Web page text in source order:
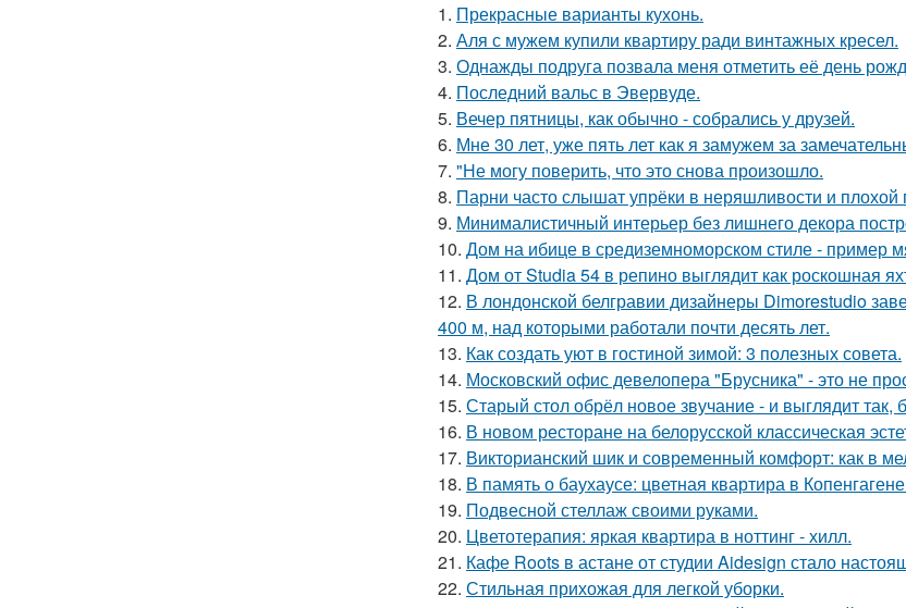
1. Прекрасные варианты кухонь.
2. Аля с мужем купили квартиру ради винтажных кресел.
3. Однажды подруга позвала меня отметить её день
4. Последний вальс в Эвервуде.
5. Вечер пятницы, как обычно - собрались у друзей.
6. Мне 30 лет, уже пять лет как я замужем за
7. "Не могу поверить, что это снова произошло.
8. Парни часто слышат упрёки в неряшливости и плохой
9. Минималистичный интерьер без лишнего декора
10. Дом на ибице в средиземноморском стиле - пример
11. Дом от Studia 54 в репино выглядит как роскошная
12. В лондонской белгравии дизайнеры Dimorestudio
400 м, над которыми работали почти десять лет.
13. Как создать уют в гостиной зимой: 3 полезных совета.
14. Московский офис девелопера "Брусника" - это не
15. Старый стол обрёл новое звучание - и выглядит так,
16. В новом ресторане на белорусской классическая
17. Викторианский шик и современный комфорт: как в
18. В память о баухаусе: цветная квартира в
19. Подвесной стеллаж своими руками.
20. Цветотерапия: яркая квартира в ноттинг - хилл.
21. Кафе Roots в астане от студии Aidesign стало
22. Стильная прихожая для легкой уборки.